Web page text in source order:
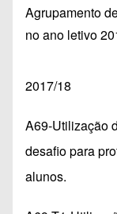
Agrupamento
no ano letivo
2017/18
A69-Utilização
desafio para
alunos.